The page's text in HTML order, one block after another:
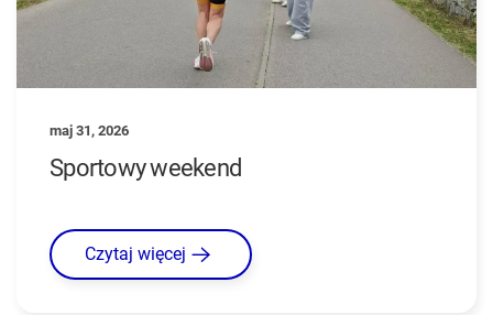
maj 31, 2026
Sportowy weekend
Czytaj więcej